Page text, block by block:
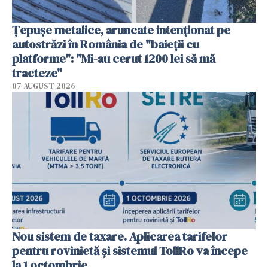
Țepușe metalice, aruncate intenționat pe
autostrăzi în România de "baieții cu
platforme": "Mi-au cerut 1200 lei să mă
tracteze"
07 AUGUST 2026
Nou sistem de taxare. Aplicarea tarifelor
pentru rovinietă şi sistemul TollRo va începe